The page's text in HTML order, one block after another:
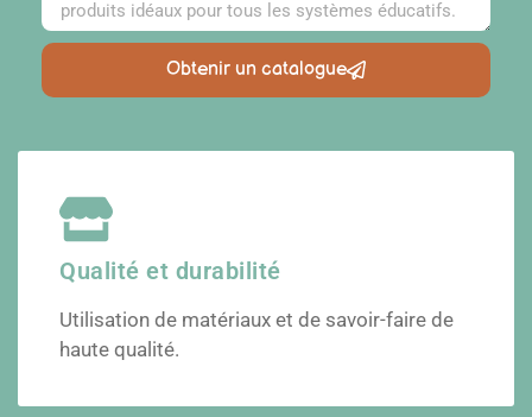
Obtenir un catalogue
Qualité et durabilité
Utilisation de matériaux et de savoir-faire de
haute qualité.